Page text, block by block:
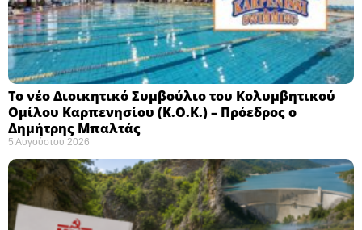
Το νέο Διοικητικό Συμβούλιο του Κολυμβητικού
Ομίλου Καρπενησίου (Κ.Ο.Κ.) – Πρόεδρος ο
Δημήτρης Μπαλτάς
5 Αυγούστου 2026